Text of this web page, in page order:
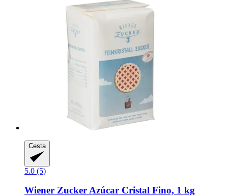
Cesta
5.0 (5)
Wiener ZuckerAzúcar Cristal Fino, 1 kg